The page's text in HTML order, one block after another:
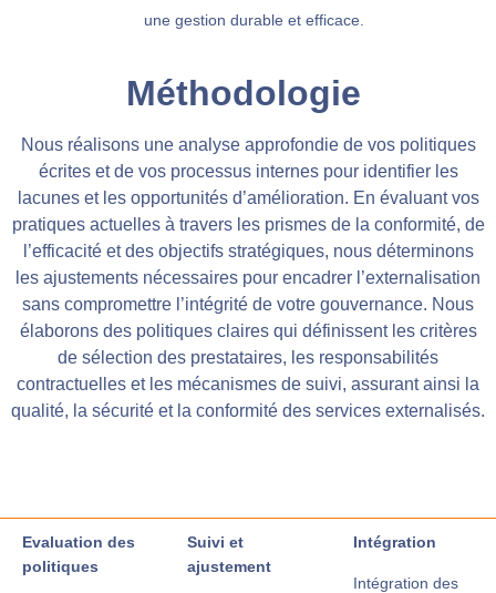
une gestion durable et efficace.
Méthodologie
Nous réalisons une analyse approfondie de vos politiques
écrites et de vos processus internes pour identifier les
lacunes et les opportunités d’amélioration. En évaluant vos
pratiques actuelles à travers les prismes de la conformité, de
l’efficacité et des objectifs stratégiques, nous déterminons
les ajustements nécessaires pour encadrer l’externalisation
sans compromettre l’intégrité de votre gouvernance. Nous
élaborons des politiques claires qui définissent les critères
de sélection des prestataires, les responsabilités
contractuelles et les mécanismes de suivi, assurant ainsi la
qualité, la sécurité et la conformité des services externalisés.
Evaluation des
politiques
Suivi et
ajustement
Intégration
Intégration des